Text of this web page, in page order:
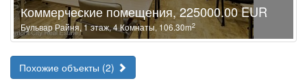
Коммерческие помещения, 225000.00 EUR
Бульвар Райня, 1 этаж, 4 Комнаты, 106.30m2
Похожие объекты (2)